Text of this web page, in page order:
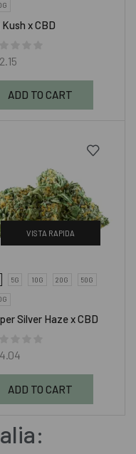
Kush x CBD
ADD TO CART
VISTA RAPIDA
5G 10G 20G 50G
Silver Haze x CBD
ADD TO CART